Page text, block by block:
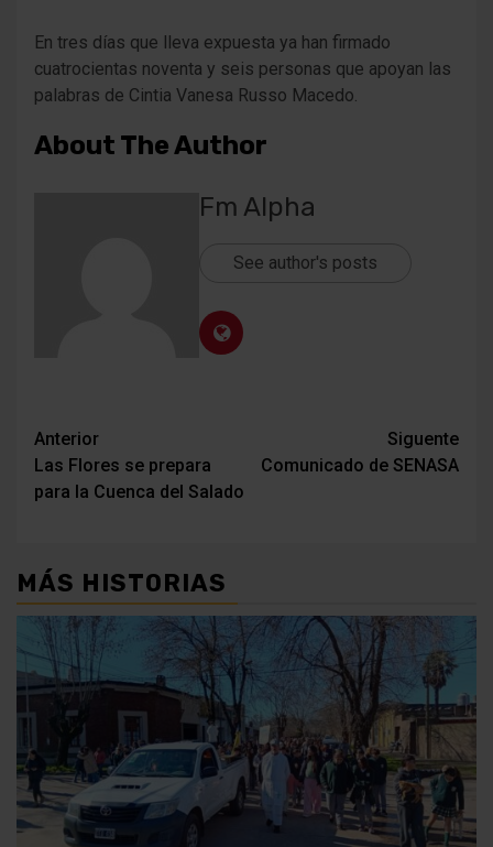
En tres días que lleva expuesta ya han firmado
cuatrocientas noventa y seis personas que apoyan las
palabras de Cintia Vanesa Russo Macedo.
About The Author
Fm Alpha
See author's posts
Navegación
de
Anterior
Las Flores se prepara
para la Cuenca del Salado
Siguente
Comunicado de SENASA
MÁS HISTORIAS